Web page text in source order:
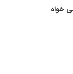
خواه